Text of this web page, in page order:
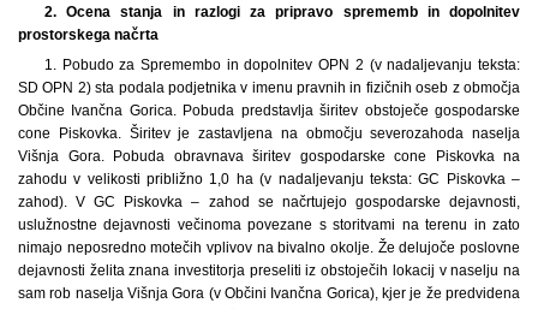
2. Ocena stanja in razlogi za pripravo sprememb in dopolnitev
prostorskega načrta
1. Pobudo za Spremembo in dopolnitev OPN 2 (v nadaljevanju teksta:
SD OPN 2) sta podala podjetnika v imenu pravnih in fizičnih oseb z območja
Občine Ivančna Gorica. Pobuda predstavlja širitev obstoječe gospodarske
cone Piskovka. Širitev je zastavljena na območju severozahoda naselja
Višnja Gora. Pobuda obravnava širitev gospodarske cone Piskovka na
zahodu v velikosti približno 1,0 ha (v nadaljevanju teksta: GC Piskovka –
zahod). V GC Piskovka – zahod se načrtujejo gospodarske dejavnosti,
uslužnostne dejavnosti večinoma povezane s storitvami na terenu in zato
nimajo neposredno motečih vplivov na bivalno okolje. Že delujoče poslovne
dejavnosti želita znana investitorja preseliti iz obstoječih lokacij v naselju na
sam rob naselja Višnja Gora (v Občini Ivančna Gorica), kjer je že predvidena